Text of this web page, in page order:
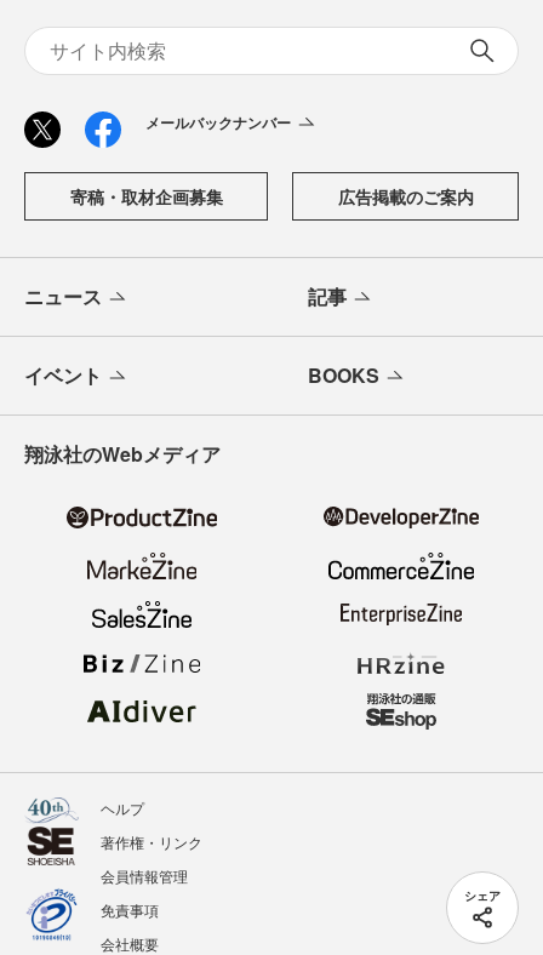
シェア
メールバックナンバー
寄稿・取材企画募集 広告掲載のご案内
ニュース 記事
イベント BOOKS
翔泳社のWebメディア
ヘルプ
著作権・リンク
会員情報管理
免責事項
会社概要